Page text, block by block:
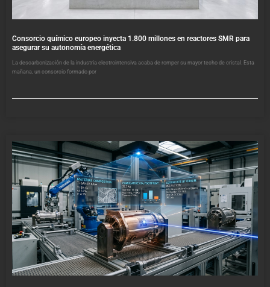
Consorcio químico europeo inyecta 1.800 millones en reactores SMR para
asegurar su autonomía energética
La descarbonización de la industria electrointensiva acaba de romper su mayor techo de cristal. Esta
mañana, un consorcio formado por